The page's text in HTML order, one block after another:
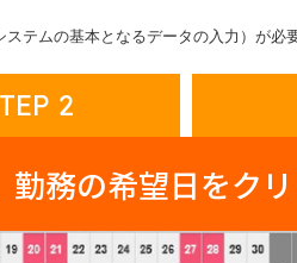
テムの基本となるデータの入力）が必要
2
務の希望日をク